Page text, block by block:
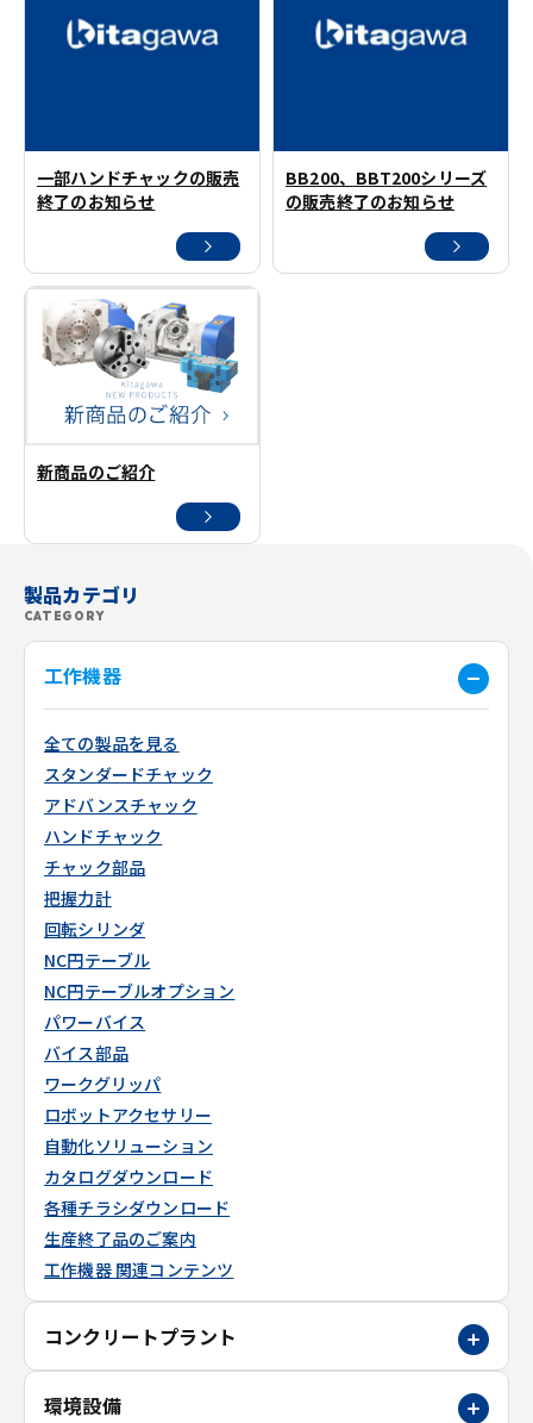
製品カテゴリ
CATEGORY
工作機器
全ての製品を見る
スタンダードチャック
アドバンスチャック
ハンドチャック
チャック部品
把握力計
回転シリンダ
NC円テーブル
NC円テーブルオプション
パワーバイス
バイス部品
ワークグリッパ
ロボットアクセサリー
自動化ソリューション
カタログダウンロード
各種チラシダウンロード
生産終了品のご案内
工作機器 関連コンテンツ
コンクリートプラント
環境設備
一部ハンドチャックの販売
終了のお知らせ
BB200、BBT200シリーズ
の販売終了のお知らせ
新商品のご紹介